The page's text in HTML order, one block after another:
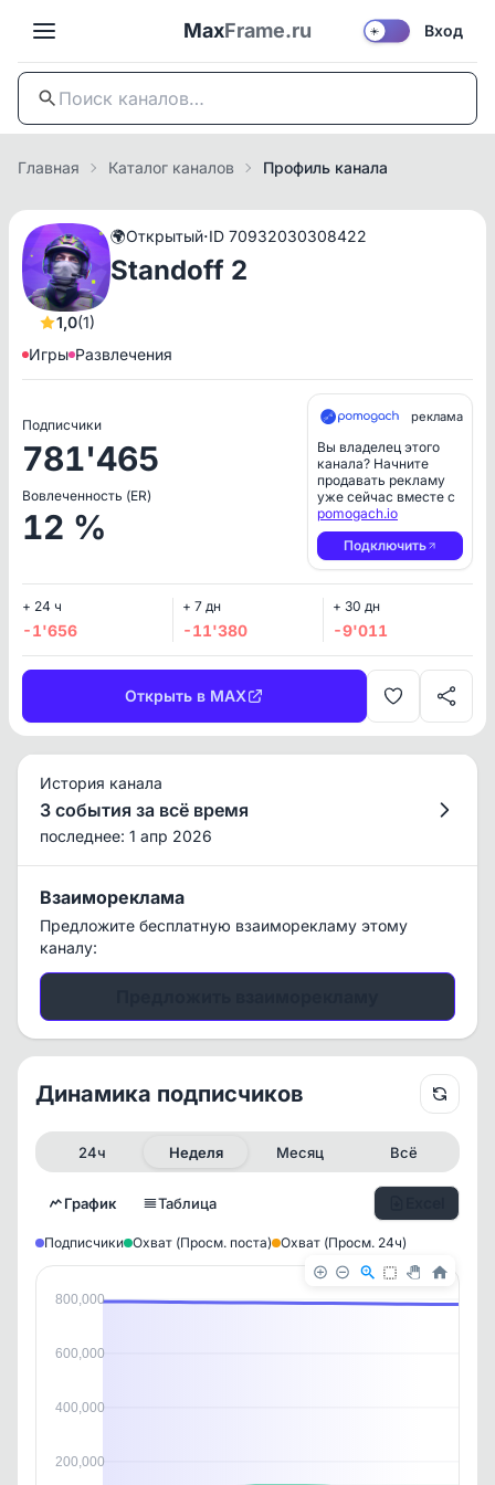
MaxFrame.ru ☀️ Вход
Главная Каталог каналов Профиль канала
1,0(1)
🌍Открытый·ID 70932030308422
Standoff 2
Игры Развлечения
Подписчики
781'465
Вовлеченность (ER)
12 %
реклама
Вы владелец этого
канала? Начните
продавать рекламу
уже сейчас вместе с
pomogach.io
Подключить
+ 24 ч
-1'656
+ 7 дн
-11'380
+ 30 дн
-9'011
Открыть в MAX
История канала
3 события за всё время
последнее: 1 апр 2026
Взаимореклама
Предложите бесплатную взаиморекламу этому
каналу:
История канала
Динамика подписчиков
24ч Неделя Месяц Всё
График Таблица
Подписчики Охват (Просм. поста) Охват (Просм. 24ч)
800,000
600,000
400,000
200,000